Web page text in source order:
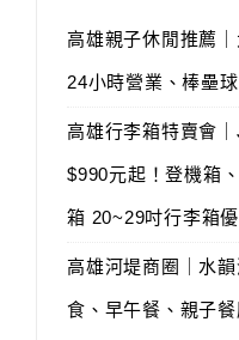
高雄親子休閒推薦
24小時營業、棒壘
高雄行李箱特賣會
$990元起！登機箱
箱 20~29吋行李箱優
高雄河堤商圈｜水
食、早午餐、親子